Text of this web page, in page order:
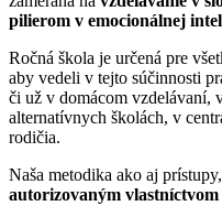
pilierom v emocionálnej
Ročná škola je určená pre
aby vedeli v tejto súčinnosti
či už v domácom vzdelávaní,
alternatívnych školách, v
rodičia.
Naša metodika ako aj
autorizovaným